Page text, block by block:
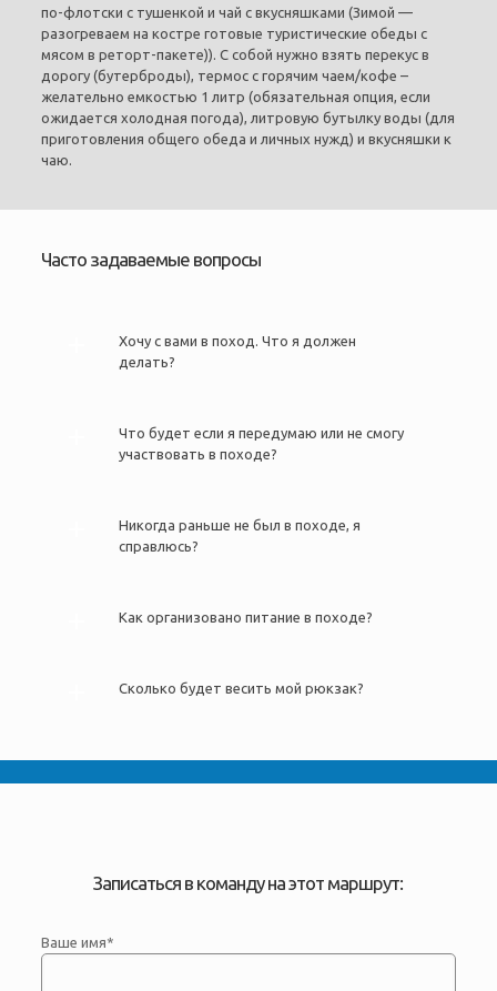
по-флотски с тушенкой и чай с вкусняшками (Зимой —
разогреваем на костре готовые туристические обеды с
мясом в реторт-пакете)). С собой нужно взять перекус в
дорогу (бутерброды), термос с горячим чаем/кофе –
желательно емкостью 1 литр (обязательная опция, если
ожидается холодная погода), литровую бутылку воды (для
приготовления общего обеда и личных нужд) и вкусняшки к
чаю.
Часто задаваемые вопросы
Хочу с вами в поход. Что я должен
делать?
Что будет если я передумаю или не смогу
участвовать в походе?
Никогда раньше не был в походе, я
справлюсь?
Как организовано питание в походе?
Сколько будет весить мой рюкзак?
Записаться в команду на этот маршрут:
Ваше имя*